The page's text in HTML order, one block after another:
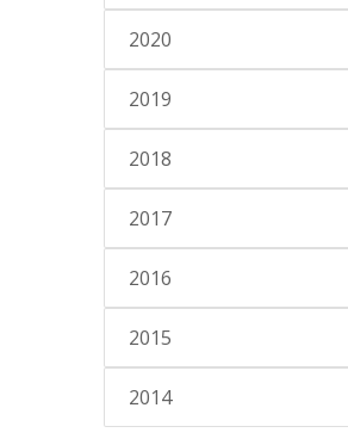
2020
2019
2018
2017
2016
2015
2014